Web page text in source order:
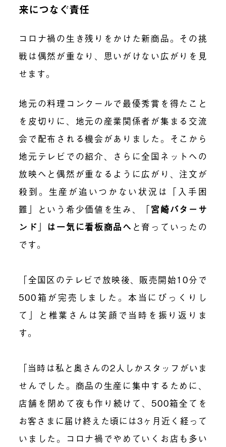
来につなぐ責任
コロナ禍の生き残りをかけた新商品。その挑
戦は偶然が重なり、思いがけない広がりを見
せます。
地元の料理コンクールで最優秀賞を得たこと
を皮切りに、地元の産業関係者が集まる交流
会で配布される機会がありました。そこから
地元テレビでの紹介、さらに全国ネットへの
放映へと偶然が重なるように広がり、注文が
殺到。生産が追いつかない状況は「入手困
難」という希少価値を生み、
「宮崎バターサ
ンド 」 は一気に看板商品へ と育っていったの
です。
「全国区のテレビで放映後、販売開始10分で
500箱が完売しました。本当にびっくりし
て」と椎葉さんは笑顔で当時を振り返りま
す。
「当時は私と奥さんの2人しかスタッフがいま
せんでした。商品の生産に集中するために、
店舗を閉めて夜も作り続けて、500箱全てを
お客さまに届け終えた頃には3ヶ月近く経って
いました。コロナ禍でやめていくお店も多い